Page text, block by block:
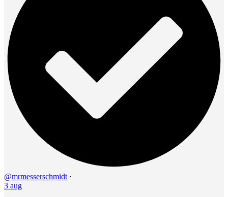
@mrmesserschmidt ·
3 aug